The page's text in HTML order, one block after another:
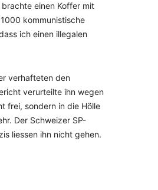
einen Koffer mit
kommunistische
ich einen illegalen
verhafteten den
verurteilte ihn wegen
frei, sondern in die Hölle
Der Schweizer SP-
liessen ihn nicht gehen.